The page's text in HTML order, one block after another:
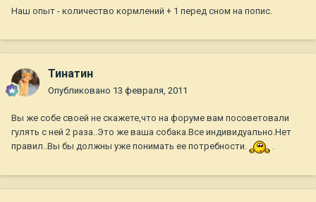
Наш опыт - количество кормлений + 1 перед сном на попис.
Тинатин
Опубликовано 13 февраля, 2011
Вы же собе своей не скажете,что на форуме вам посоветовали
гулять с ней 2 раза..Это же ваша собака.Все индивидуально.Нет
правил..Вы бы должны уже понимать ее потребности.
.